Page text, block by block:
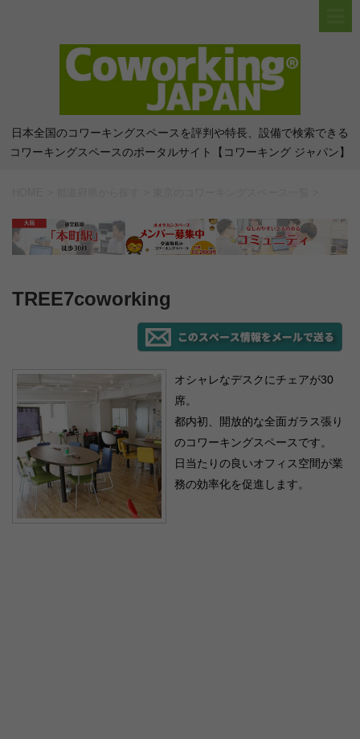
日本全国のコワーキングスペースを評判や特長、設備で検索できる
コワーキングスペースのポータルサイト【コワーキング ジャパン】
TREE7coworking
オシャレなデスクにチェアが30
席。
都内初、開放的な全面ガラス張り
のコワーキングスペースです。
日当たりの良いオフィス空間が業
務の効率化を促進します。